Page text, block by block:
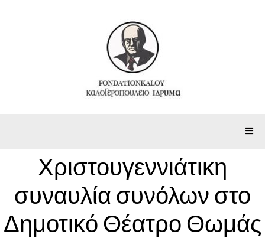
Χριστουγεννιάτικη
συναυλία συνόλων στο
Δημοτικό Θέατρο Θωμάς